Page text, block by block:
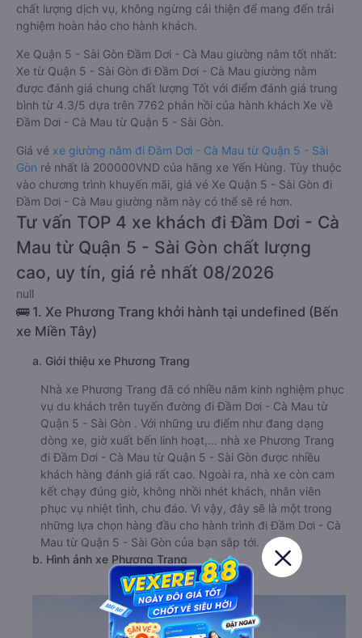
chất lượng dịch vụ, không ngừng cải thiện để mang đến trải
nghiệm hoàn hảo cho hành khách.
Xe Quận 5 - Sài Gòn Đầm Dơi - Cà Mau giường nằm tốt nhất:
Xe từ Quận 5 - Sài Gòn đi Đầm Dơi - Cà Mau giường nằm
được đánh giá chung chất lượng Tốt với điểm đánh giá trung
bình từ 4.3/5 dựa trên 7762 phản hồi của hành khách Xe về
Đầm Dơi - Cà Mau từ Quận 5 - Sài Gòn.
Giá vé xe giường nằm đi Đầm Dơi - Cà Mau từ Quận 5 - Sài
Gòn rẻ nhất là 200000VND của hãng xe Yến Hùng. Tùy thuộc
vào chương trình khuyến mãi, giá vé Xe Quận 5 - Sài Gòn đi
Đầm Dơi - Cà Mau giường nằm này có thể sẽ rẻ hơn.
Tư vấn TOP 4 xe khách đi Đầm Dơi - Cà
Mau từ Quận 5 - Sài Gòn chất lượng
cao, uy tín, giá rẻ nhất 08/2026
null
🚌 1. Xe Phương Trang khởi hành tại undefined (Bến
xe Miền Tây)
a. Giới thiệu xe Phương Trang
Nhà xe Phương Trang đã có nhiều năm kinh nghiệm phục
vụ du khách trên tuyến đường đi Đầm Dơi - Cà Mau từ
Quận 5 - Sài Gòn . Với những ưu điểm như đang dạng
dòng xe, giờ xuất bến linh hoạt,… nhà xe Phương Trang
đi Đầm Dơi - Cà Mau từ Quận 5 - Sài Gòn được nhiều
khách hàng đánh giá rất cao. Ngoài ra, nhà xe còn cam
kết chạy đúng giờ, không nhồi nhét khách, nhân viên
phục vụ nhiệt tình, chu đáo. Vì vậy, đây sẽ là một trong
những lựa chọn hàng đầu cho hành trình đi Đầm Dơi - Cà
Mau từ Quận 5 - Sài Gòn của bạn sắp tới.
b. Hình ảnh xe Phương Trang